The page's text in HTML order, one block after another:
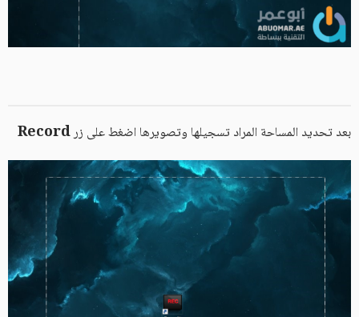
بعد تحديد المساحة المراد تسجيلها وتصويرها اضغط على زرRecord